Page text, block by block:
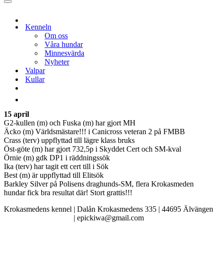
Navigeringsmeny
Kenneln
Om oss
Våra hundar
Minnesvärda
Nyheter
Valpar
Kullar
15 april
G2-kullen (m) och Fuska (m) har gjort MH
Äcko (m) Världsmästare!!! i Canicross veteran 2 på FMBB
Crass (terv) uppflyttad till lägre klass bruks
Öst-göte (m) har gjort 732,5p i Skyddet Cert och SM-kval
Örnie (m) gdk DP1 i räddningssök
Ika (terv) har tagit ett cert till i Sök
Best (m) är uppflyttad till Elitsök
Barkley Silver på Polisens draghunds-SM, flera Krokasmeden
hundar fick bra resultat där! Stort grattis!!!
Krokasmedens kennel | Dalån Krokasmedens 335 | 44695 Älvängen
| epickiwa@gmail.com